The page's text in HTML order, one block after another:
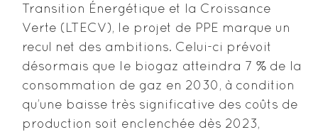
Transition Énergétique et la Croissance
Verte (LTECV), le projet de PPE marque un
recul net des ambitions. Celui-ci prévoit
désormais que le biogaz atteindra 7 % de la
consommation de gaz en 2030, à condition
qu’une baisse très significative des coûts de
production soit enclenchée dès 2023,